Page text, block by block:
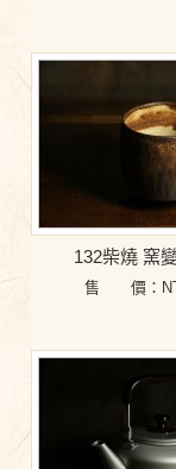
132柴燒 窯
售 價：